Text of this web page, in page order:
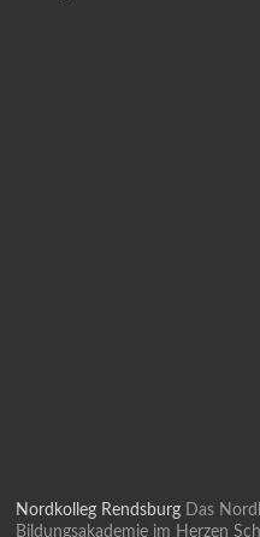
Nordkolleg Rendsburg Das
Bildungsakademie im Herzen